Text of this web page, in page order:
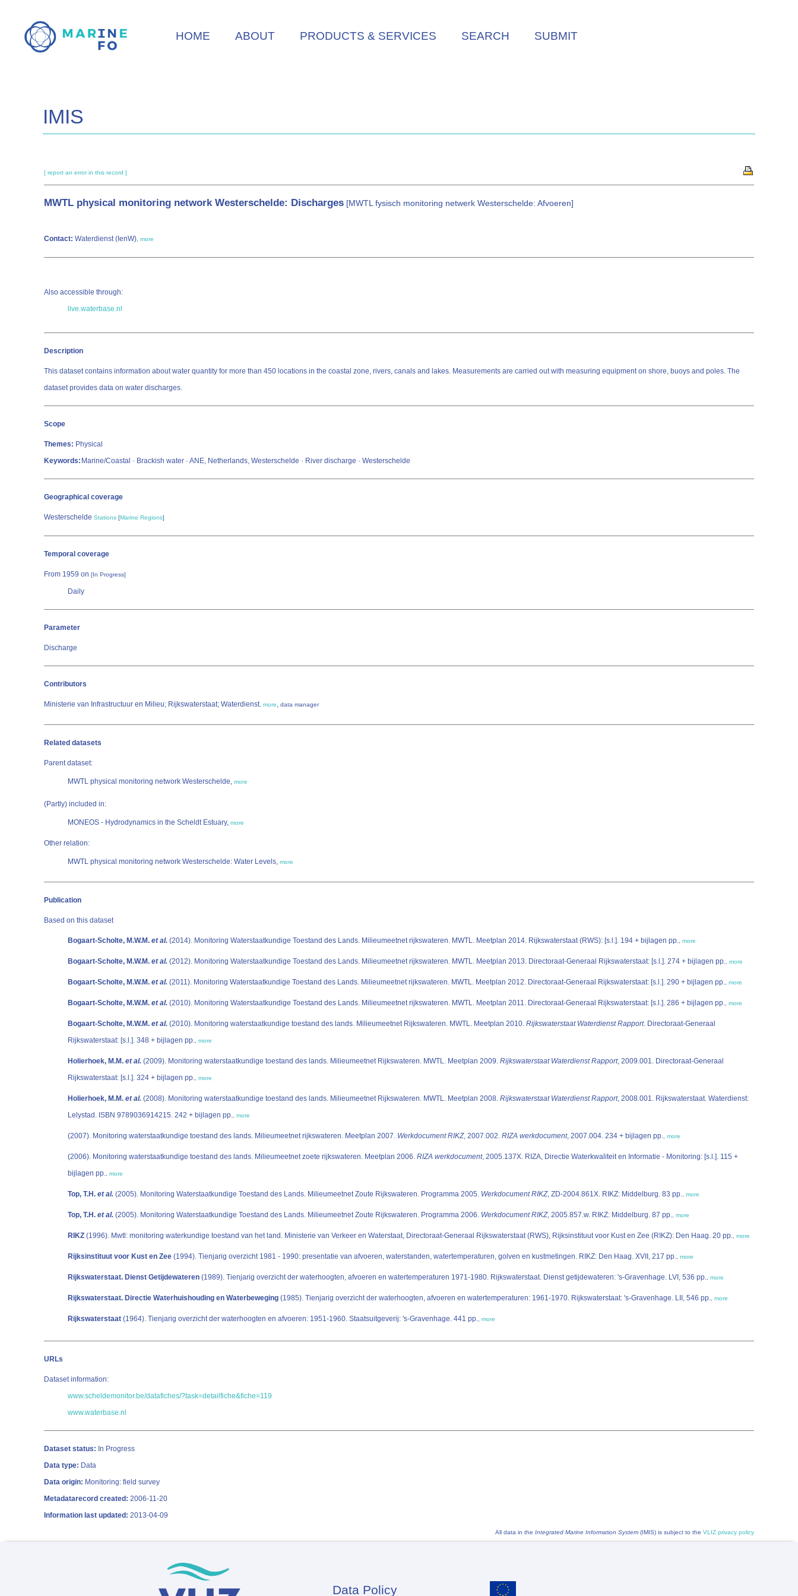
main
HOME ABOUT PRODUCTS & SERVICES SEARCH SUBMIT
IMIS
[ report an error in this record ]
MWTL physical monitoring network Westerschelde: Discharges [MWTL fysisch monitoring netwerk Westerschelde: Afvoeren]
Contact: Waterdienst (IenW) more
Also accessible through:
live.waterbase.nl
Description
This dataset contains information about water quantity for more than 450 locations in the coastal zone, rivers, canals and lakes. Measurements are carried out with measuring equipment on shore, buoys and poles. The
dataset provides data on water discharges.
Scope
Themes: Physical
Keywords: Marine/Coastal · Brackish water · ANE, Netherlands, Westerschelde · River discharge · Westerschelde
Geographical coverage
Westerschelde Stations [Marine Regions]
Temporal coverage
From 1959 on [In Progress]
Daily
Parameter
Discharge
Contributors
Ministerie van Infrastructuur en Milieu; Rijkswaterstaat; Waterdienst more, data manager
Related datasets
Parent dataset:
MWTL physical monitoring network Westerschelde, more
(Partly) included in:
MONEOS - Hydrodynamics in the Scheldt Estuary, more
Other relation:
MWTL physical monitoring network Westerschelde: Water Levels, more
Publication
Based on this dataset
Bogaart-Scholte, M.W.M. et al. (2014). Monitoring Waterstaatkundige Toestand des Lands. Milieumeetnet rijkswateren. MWTL. Meetplan 2014. Rijkswaterstaat (RWS): [s.l.]. 194 + bijlagen pp. more
Bogaart-Scholte, M.W.M. et al. (2012). Monitoring Waterstaatkundige Toestand des Lands. Milieumeetnet rijkswateren. MWTL. Meetplan 2013. Directoraat-Generaal Rijkswaterstaat: [s.l.]. 274 + bijlagen pp. more
Bogaart-Scholte, M.W.M. et al. (2011). Monitoring Waterstaatkundige Toestand des Lands. Milieumeetnet rijkswateren. MWTL. Meetplan 2012. Directoraat-Generaal Rijkswaterstaat: [s.l.]. 290 + bijlagen pp. more
Bogaart-Scholte, M.W.M. et al. (2010). Monitoring Waterstaatkundige Toestand des Lands. Milieumeetnet rijkswateren. MWTL. Meetplan 2011. Directoraat-Generaal Rijkswaterstaat: [s.l.]. 286 + bijlagen pp. more
Bogaart-Scholte, M.W.M. et al. (2010). Monitoring waterstaatkundige toestand des lands. Milieumeetnet Rijkswateren. MWTL. Meetplan 2010. Rijkswaterstaat Waterdienst Rapport. Directoraat-Generaal
Rijkswaterstaat: [s.l.]. 348 + bijlagen pp. more
Holierhoek, M.M. et al. (2009). Monitoring waterstaatkundige toestand des lands. Milieumeetnet Rijkswateren. MWTL. Meetplan 2009. Rijkswaterstaat Waterdienst Rapport, 2009.001. Directoraat-Generaal
Rijkswaterstaat: [s.l.]. 324 + bijlagen pp. more
Holierhoek, M.M. et al. (2008). Monitoring waterstaatkundige toestand des lands. Milieumeetnet Rijkswateren. MWTL. Meetplan 2008. Rijkswaterstaat Waterdienst Rapport, 2008.001. Rijkswaterstaat. Waterdienst:
Lelystad. ISBN 9789036914215. 242 + bijlagen pp. more
(2007). Monitoring waterstaatkundige toestand des lands. Milieumeetnet rijkswateren. Meetplan 2007. Werkdocument RIKZ, 2007.002. RIZA werkdocument, 2007.004. 234 + bijlagen pp. more
(2006). Monitoring waterstaatkundige toestand des lands. Milieumeetnet zoete rijkswateren. Meetplan 2006. RIZA werkdocument, 2005.137X. RIZA, Directie Waterkwaliteit en Informatie - Monitoring: [s.l.]. 115 +
bijlagen pp. more
Top, T.H. et al. (2005). Monitoring Waterstaatkundige Toestand des Lands. Milieumeetnet Zoute Rijkswateren. Programma 2005. Werkdocument RIKZ, ZD-2004.861X. RIKZ: Middelburg. 83 pp. more
Top, T.H. et al. (2005). Monitoring Waterstaatkundige Toestand des Lands. Milieumeetnet Zoute Rijkswateren. Programma 2006. Werkdocument RIKZ, 2005.857.w. RIKZ: Middelburg. 87 pp. more
RIKZ (1996). Mwtl: monitoring waterkundige toestand van het land. Ministerie van Verkeer en Waterstaat, Directoraat-Generaal Rijkswaterstaat (RWS), Rijksinstituut voor Kust en Zee (RIKZ): Den Haag. 20 pp. more
Rijksinstituut voor Kust en Zee (1994). Tienjarig overzicht 1981 - 1990: presentatie van afvoeren, waterstanden, watertemperaturen, golven en kustmetingen. RIKZ: Den Haag. XVII, 217 pp. more
Rijkswaterstaat. Dienst Getijdewateren (1989). Tienjarig overzicht der waterhoogten, afvoeren en watertemperaturen 1971-1980. Rijkswaterstaat. Dienst getijdewateren: 's-Gravenhage. LVI, 536 pp. more
Rijkswaterstaat. Directie Waterhuishouding en Waterbeweging (1985). Tienjarig overzicht der waterhoogten, afvoeren en watertemperaturen: 1961-1970. Rijkswaterstaat: 's-Gravenhage. LII, 546 pp. more
Rijkswaterstaat (1964). Tienjarig overzicht der waterhoogten en afvoeren: 1951-1960. Staatsuitgeverij: 's-Gravenhage. 441 pp. more
URLs
Dataset information:
www.scheldemonitor.be/datafiches/?task=detailfiche&fiche=119
www.waterbase.nl
Dataset status: In Progress
Data type: Data
Data origin: Monitoring: field survey
Metadatarecord created: 2006-11-20
Information last updated: 2013-04-09
All data in the Integrated Marine Information System (IMIS) is subject to the VLIZ privacy policy
Data Policy